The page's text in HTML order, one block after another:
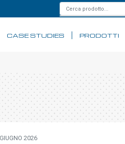
CASE STUDIES PRODOTTI
2026